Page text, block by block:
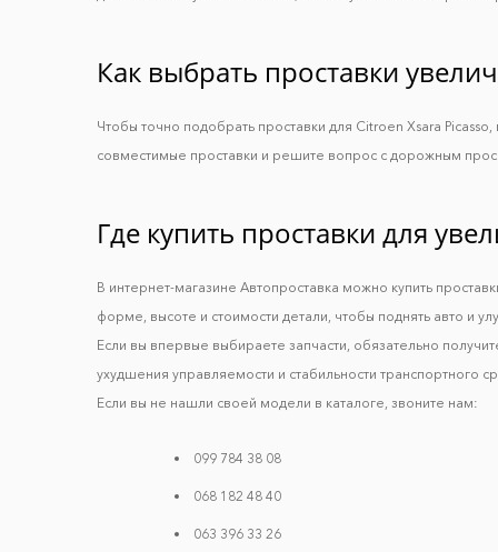
Как выбрать проставки
Чтобы точно подобрать проставки для Citroen Xsara
совместимые проставки и решите вопрос с дорожным
Где купить проставки для
В интернет-магазине Автопроставка можно купить
форме, высоте и стоимости детали, чтобы поднять авто и
Если вы впервые выбираете запчасти, обязательно
ухудшения управляемости и стабильности транспортного
Если вы не нашли своей модели в каталоге, звоните нам:
099 784 38 08
068 182 48 40
063 396 33 26